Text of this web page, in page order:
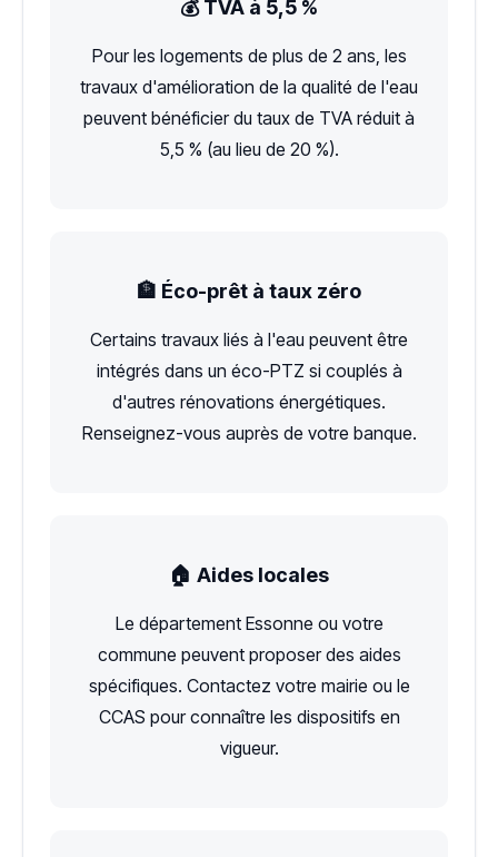
💰 TVA à 5,5 %
Pour les logements de plus de 2 ans, les
travaux d'amélioration de la qualité de l'eau
peuvent bénéficier du taux de TVA réduit à
5,5 % (au lieu de 20 %).
🏦 Éco-prêt à taux zéro
Certains travaux liés à l'eau peuvent être
intégrés dans un éco-PTZ si couplés à
d'autres rénovations énergétiques.
Renseignez-vous auprès de votre banque.
🏠 Aides locales
Le département Essonne ou votre
commune peuvent proposer des aides
spécifiques. Contactez votre mairie ou le
CCAS pour connaître les dispositifs en
vigueur.